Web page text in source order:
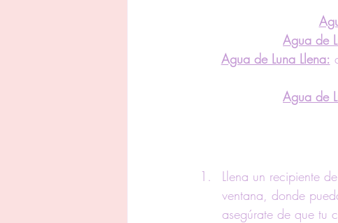
Agua de
Agua de Luna Llena:
Agua de
Llena un recipiente
ventana, donde
asegúrate de que tu